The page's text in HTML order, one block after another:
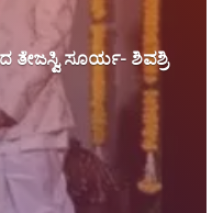
ತೇಜಸ್ವಿ ಸೂರ್ಯ- ಶಿವಶ್ರಿ